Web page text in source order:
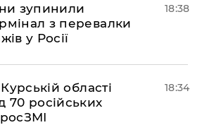
зупинили
з перевалки
у Росії
18:38
області
70 російських
18:34